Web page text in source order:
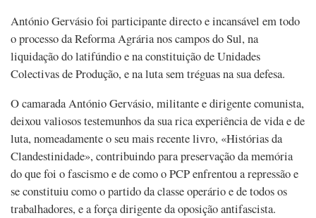
António Gervásio foi participante directo e incansável em todo
o processo da Reforma Agrária nos campos do Sul, na
liquidação do latifúndio e na constituição de Unidades
Colectivas de Produção, e na luta sem tréguas na sua defesa.
O camarada António Gervásio, militante e dirigente comunista,
deixou valiosos testemunhos da sua rica experiência de vida e de
luta, nomeadamente o seu mais recente livro, «Histórias da
Clandestinidade», contribuindo para preservação da memória
do que foi o fascismo e de como o PCP enfrentou a repressão e
se constituiu como o partido da classe operário e de todos os
trabalhadores, e a força dirigente da oposição antifascista.